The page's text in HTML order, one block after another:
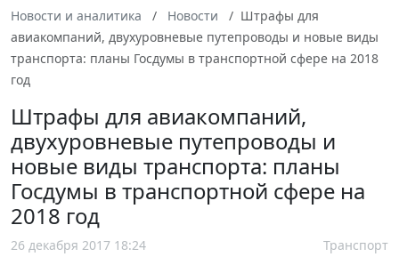
Новости и аналитика Новости
Штрафы для
авиакомпаний, двухуровневые путепроводы и новые виды
транспорта: планы Госдумы в транспортной сфере на 2018
год
Штрафы для авиакомпаний,
двухуровневые путепроводы и
новые виды транспорта: планы
Госдумы в транспортной сфере на
2018 год
26 декабря 2017 18:24 Транспорт